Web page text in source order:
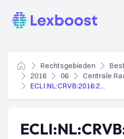
Lexboost
Home
Rechtsgebieden
2016
06
ECLI:NL:CRVB:2016:2284